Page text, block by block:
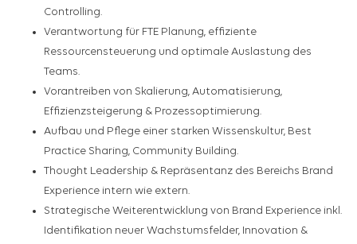
Controlling.
Verantwortung für FTE Planung, effiziente
Ressourcensteuerung und optimale Auslastung des
Teams.
Vorantreiben von Skalierung, Automatisierung,
Effizienzsteigerung & Prozessoptimierung.
Aufbau und Pflege einer starken Wissenskultur, Best
Practice Sharing, Community Building.
Thought Leadership & Repräsentanz des Bereichs Brand
Experience intern wie extern.
Strategische Weiterentwicklung von Brand Experience inkl.
Identifikation neuer Wachstumsfelder, Innovation &